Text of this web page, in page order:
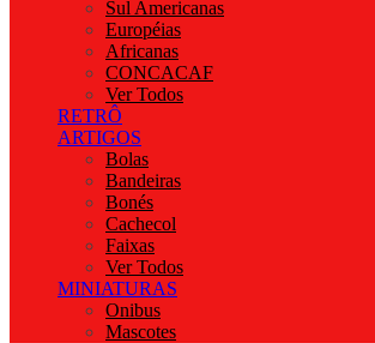
Sul Americanas
Européias
Africanas
CONCACAF
Ver Todos
RETRÔ
ARTIGOS
Bolas
Bandeiras
Bonés
Cachecol
Faixas
Ver Todos
MINIATURAS
Onibus
Mascotes